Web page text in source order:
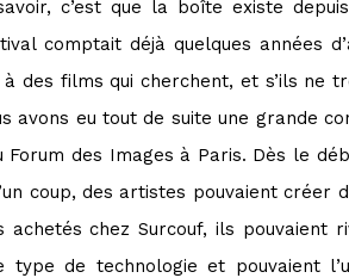
c’est que la boîte existe
comptait déjà quelques années
à des films qui cherchent, et s’ils
eu tout de suite une grande
des Images à Paris. Dès le
coup, des artistes pouvaient créer
chez Surcouf, ils pouvaient
type de technologie et pouvaient